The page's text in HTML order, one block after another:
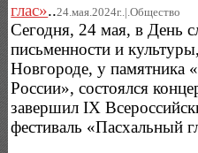
глас»..24.мая.2024г..|.Общество
Сегодня, 24 мая, в День
письменности и
Новгороде, у памятника
России», состоялся
завершил IХ
фестиваль «Пасхальный